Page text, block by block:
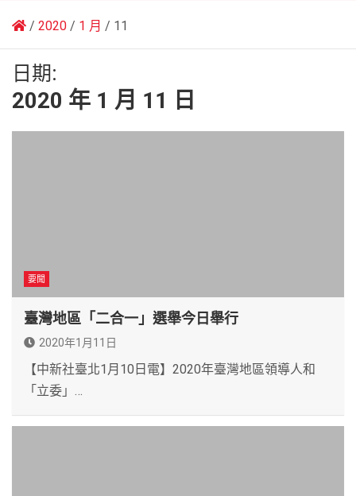
2020 1 月 11
日期:
2020 年 1 月 11 日
要聞
臺灣地區「二合一」選舉今日舉行
2020年1月11日
【中新社臺北1月10日電】2020年臺灣地區領導人和
「立委」…